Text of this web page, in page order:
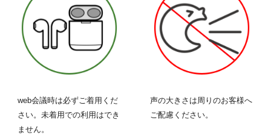
web会議時は必ずご着用くだ
さい。未着用での利用はでき
ません。
声の大きさは周りのお客様へ
ご配慮ください。